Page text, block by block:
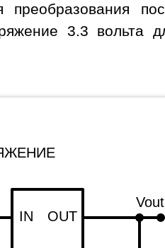
преобразования
3.3 вольта
Vout
IN OUT